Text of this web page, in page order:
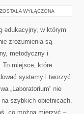
BIOINFORMATYKA
ZOSTAŁA WYŁĄCZONA
edukacyjny, w którym
zrozumienia są
metodyczny i
To miejsce, które
systemy i tworzyć
„Laboratorium” nie
szybkich obietnicach.
co można mierzyć –